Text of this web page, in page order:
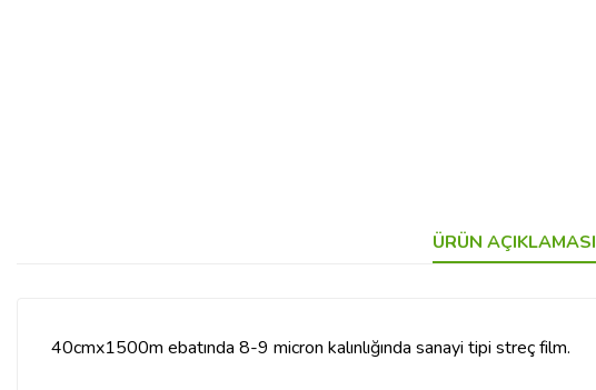
ÜRÜN AÇIKLAMASI
40cmx1500m ebatında 8-9 micron kalınlığında sanayi tipi streç film.